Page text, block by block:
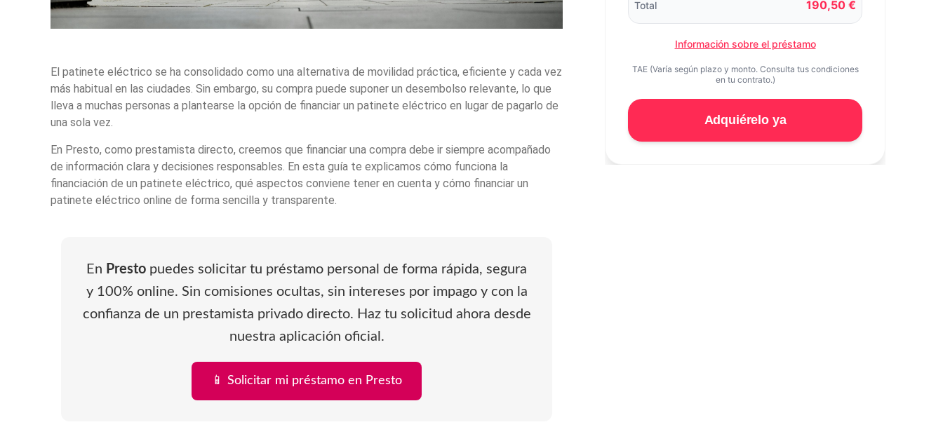
El patinete eléctrico se ha consolidado como una alternativa de movilidad práctica, eficiente y cada vez
más habitual en las ciudades. Sin embargo, su compra puede suponer un desembolso relevante, lo que
lleva a muchas personas a plantearse la opción de financiar un patinete eléctrico en lugar de pagarlo de
una sola vez.
En Presto, como prestamista directo, creemos que financiar una compra debe ir siempre acompañado
de información clara y decisiones responsables. En esta guía te explicamos cómo funciona la
financiación de un patinete eléctrico, qué aspectos conviene tener en cuenta y cómo financiar un
patinete eléctrico online de forma sencilla y transparente.
En Presto puedes solicitar tu préstamo personal de forma rápida, segura
y 100% online. Sin comisiones ocultas, sin intereses por impago y con la
confianza de un prestamista privado directo. Haz tu solicitud ahora desde
nuestra aplicación oficial.
📱 Solicitar mi préstamo en Presto